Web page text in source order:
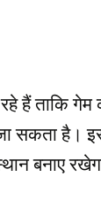
हैं ताकि
सकता
बनाए